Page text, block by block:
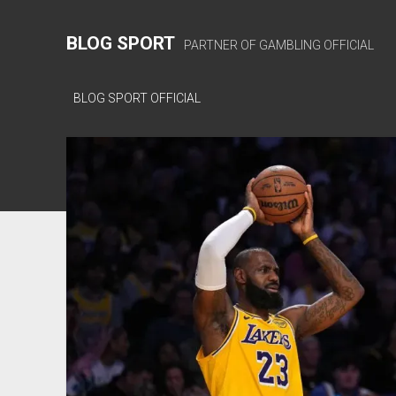
BLOG SPORT PARTNER OF GAMBLING OFFICIAL
BLOG SPORT OFFICIAL